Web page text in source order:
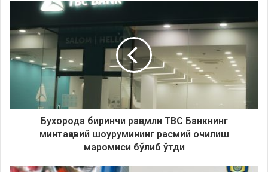
Бухорода биринчи рақамли TBC Банкнинг
минтақавий шоурумининг расмий очилиш
маромиси бўлиб ўтди